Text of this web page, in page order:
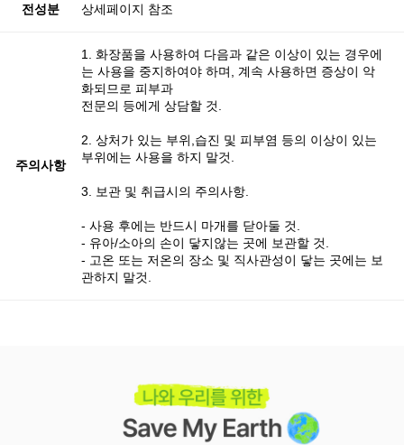
전성분 상세페이지 참조
주의사항
1. 화장품을 사용하여 다음과 같은 이상이 있는 경우에
는 사용을 중지하여야 하며, 계속 사용하면 증상이 악
화되므로 피부과
전문의 등에게 상담할 것.
2. 상처가 있는 부위,습진 및 피부염 등의 이상이 있는
부위에는 사용을 하지 말것.
3. 보관 및 취급시의 주의사항.
- 사용 후에는 반드시 마개를 닫아둘 것.
- 유아/소아의 손이 닿지않는 곳에 보관할 것.
- 고온 또는 저온의 장소 및 직사관성이 닿는 곳에는 보
관하지 말것.